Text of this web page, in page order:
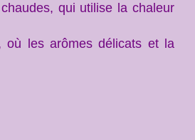
qui utilise la chaleur
où les arômes délicats et la